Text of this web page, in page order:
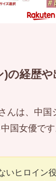
)の経歴や
んは、中国
国女優です
いヒロイン